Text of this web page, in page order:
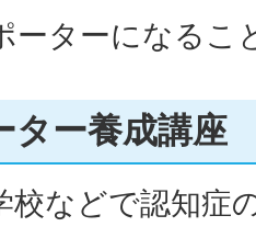
ーターになるこ
ター養成講座
校などで認知症